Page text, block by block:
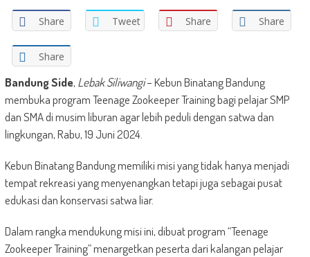
Share Tweet Share Share
Share
Bandung Side, Lebak Siliwangi– Kebun Binatang Bandung
membuka program Teenage Zookeeper Training bagi pelajar SMP
dan SMA di musim liburan agar lebih peduli dengan satwa dan
lingkungan, Rabu, 19 Juni 2024.
Kebun Binatang Bandung memiliki misi yang tidak hanya menjadi
tempat rekreasi yang menyenangkan tetapi juga sebagai pusat
edukasi dan konservasi satwa liar.
Dalam rangka mendukung misi ini, dibuat program “Teenage
Zookeeper Training” menargetkan peserta dari kalangan pelajar